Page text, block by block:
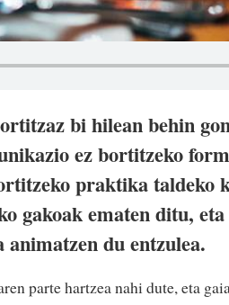
bi hilean behin
ez bortitzeko
praktika taldeko
gakoak ematen ditu,
du entzulea.
parte hartzea nahi dute, eta